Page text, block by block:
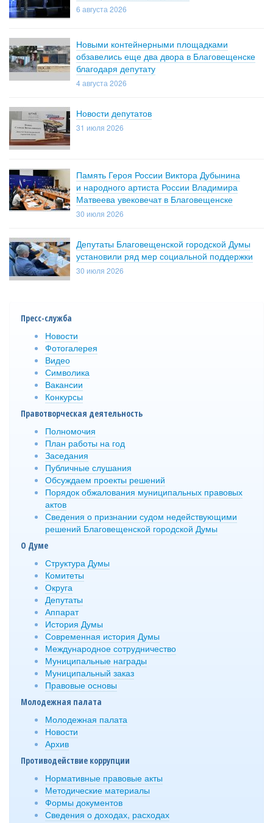
6 августа 2026
Новыми контейнерными площадками
обзавелись еще два двора в Благовещенске
благодаря депутату
4 августа 2026
Новости депутатов
31 июля 2026
Память Героя России Виктора Дубынина
и народного артиста России Владимира
Матвеева увековечат в Благовещенске
30 июля 2026
Депутаты Благовещенской городской Думы
установили ряд мер социальной поддержки
30 июля 2026
Пресс-служба
Новости
Фотогалерея
Видео
Символика
Вакансии
Конкурсы
Правотворческая деятельность
Полномочия
План работы на год
Заседания
Публичные слушания
Обсуждаем проекты решений
Порядок обжалования муниципальных правовых
актов
Сведения о признании судом недействующими
решений Благовещенской городской Думы
О Думе
Структура Думы
Комитеты
Округа
Депутаты
Аппарат
История Думы
Современная история Думы
Международное сотрудничество
Муниципальные награды
Муниципальный заказ
Правовые основы
Молодежная палата
Молодежная палата
Новости
Архив
Противодействие коррупции
Нормативные правовые акты
Методические материалы
Формы документов
Сведения о доходах, расходах